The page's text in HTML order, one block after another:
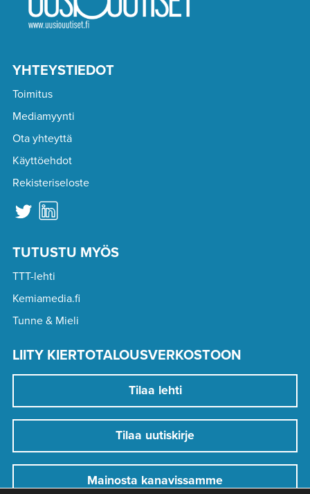
YHTEYSTIEDOT
Toimitus
Mediamyynti
Ota yhteyttä
Käyttöehdot
Rekisteriseloste
TUTUSTU MYÖS
TTT-lehti
Kemiamedia.fi
Tunne & Mieli
LIITY KIERTOTALOUSVERKOSTOON
Tilaa lehti
Tilaa uutiskirje
Mainosta kanavissamme